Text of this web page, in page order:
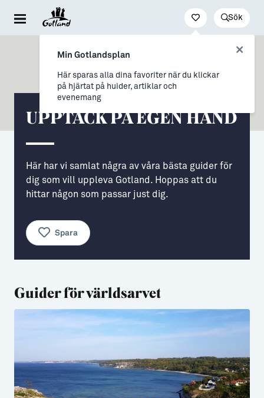
Sök
Evenemang
Resa hit & runt
Kultur & nöje
Friluftsliv & natur
Mat & dryck
Hitta boende
Guider (Gotland på egen hand)
Guidade turer
Sustainable Plejs
Gotlands kulturarv
För dig som drömmer
→ Nyfiken på Gotland
→ Vi som valt livet på Gotland
Allt om flytt
→ Flytta hit
→ Inför flytten
→ Våra gotländska socknar
→ Myter om att bo på Gotland
Allt om bostad
→ Bygga hus
Jobb
Distansarbete från Gotland
Stöd till företag
Studier & lärande
Studera på Gotland
UPPTÄCK PÅ EGEN HAND
Här har vi samlat några av våra bästa guider för
dig som vill uppleva Gotland. Hoppas att du
hittar någon som passar just dig.
Spara
Guider för världsarvet
Min Gotlandsplan
Här sparas alla dina favoriter när du klickar
på hjärtat på huider, artiklar och
evenemang